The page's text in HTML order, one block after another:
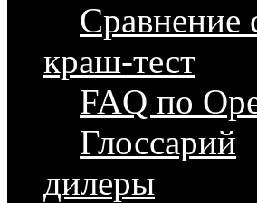
Сравнение
краш-тест
FAQ по
Глоссарий
дилеры